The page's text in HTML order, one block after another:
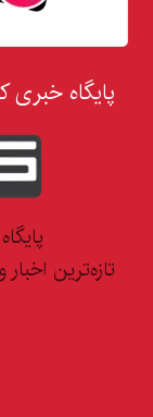
پایگاه خبری
تازه‌ترین